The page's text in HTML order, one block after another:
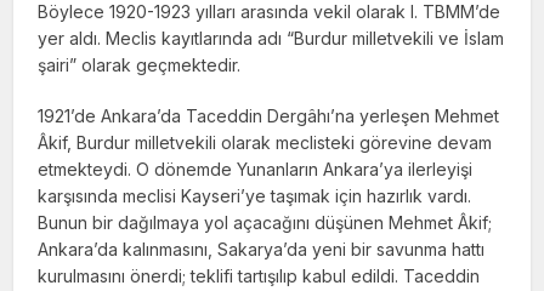
Böylece 1920-1923 yılları arasında vekil olarak I. TBMM’de
yer aldı. Meclis kayıtlarında adı “Burdur milletvekili ve İslam
şairi” olarak geçmektedir.
1921’de Ankara’da Taceddin Dergâhı’na yerleşen Mehmet
Âkif, Burdur milletvekili olarak meclisteki görevine devam
etmekteydi. O dönemde Yunanların Ankara’ya ilerleyişi
karşısında meclisi Kayseri’ye taşımak için hazırlık vardı.
Bunun bir dağılmaya yol açacağını düşünen Mehmet Âkif;
Ankara’da kalınmasını, Sakarya’da yeni bir savunma hattı
kurulmasını önerdi; teklifi tartışılıp kabul edildi. Taceddin